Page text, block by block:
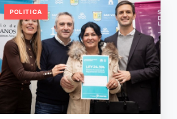
POLITICA